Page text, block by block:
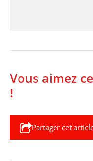
Vous aimez
!
Partager cet